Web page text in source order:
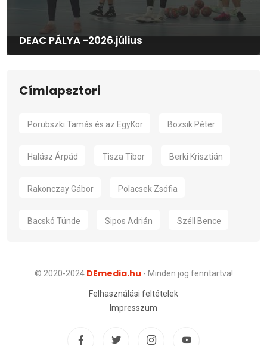
DEAC PÁLYA -2026.július
Címlapsztori
Porubszki Tamás és az EgyKor Bozsik Péter
Halász Árpád Tisza Tibor Berki Krisztián
Rakonczay Gábor Polacsek Zsófia
Bacskó Tünde Sipos Adrián Széll Bence
© 2020-2024 DEmedia.hu - Minden jog fenntartva!
Felhasználási feltételek
Impresszum